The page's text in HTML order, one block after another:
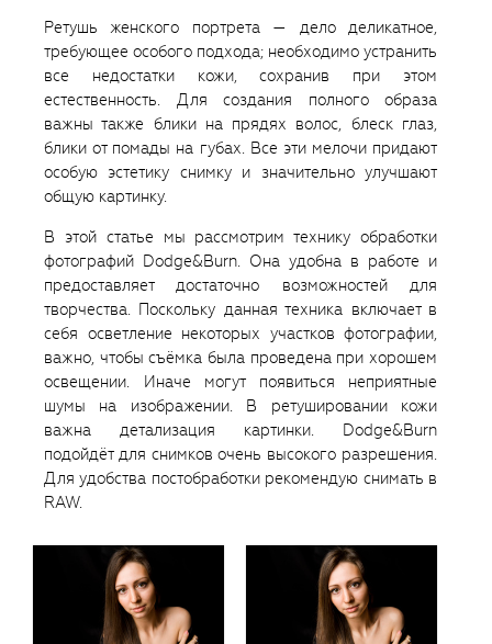
Ретушь женского портрета — дело деликатное,
требующее особого подхода; необходимо устранить
все недостатки кожи, сохранив при этом
естественность. Для создания полного образа
важны также блики на прядях волос, блеск глаз,
блики от помады на губах. Все эти мелочи придают
особую эстетику снимку и значительно улучшают
общую картинку.
В этой статье мы рассмотрим технику обработки
фотографий Dodge&Burn. Она удобна в работе и
предоставляет достаточно возможностей для
творчества. Поскольку данная техника включает в
себя осветление некоторых участков фотографии,
важно, чтобы съёмка была проведена при хорошем
освещении. Иначе могут появиться неприятные
шумы на изображении. В ретушировании кожи
важна детализация картинки. Dodge&Burn
подойдёт для снимков очень высокого разрешения.
Для удобства постобработки рекомендую снимать в
RAW.